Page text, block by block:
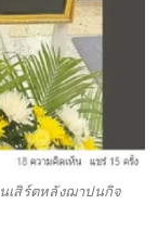
เสิร์ตหลังฌาปนกิจ